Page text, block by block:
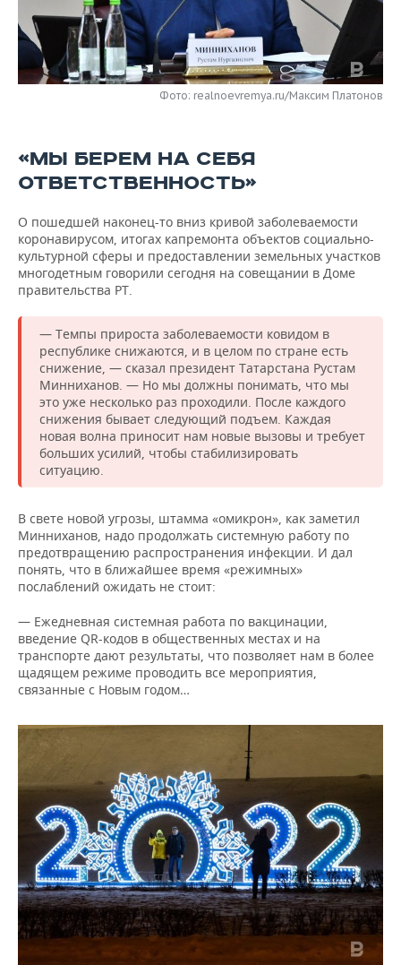
НЕФТЕХИМИЯ
НЕФТЬ
ОПК
РОЗНИЧНАЯ ТОРГОВЛЯ
ТРАНСПОРТ
НОВОСТИ ТЕХНОЛОГИЙ
IT
ТЕЛЕКОММУНИКАЦИИ
МЕРОПРИЯТИЯ
НОВОСТИ МЕРОПРИЯТИЙ
БИЗНЕС-БРАНЧИ
ОТКРЫТАЯ ЛЕКЦИЯ
СПОРТ
ФУТБОЛ
БАСКЕТБОЛ
ВОЛЕЙБОЛ
КИБЕРСПОРТ
ФИГУРНОЕ КАТАНИЕ
ВОДНЫЕ ВИДЫ СПОРТА
ХОККЕЙ С МЯЧОМ
НОВОСТИ ОБЩЕСТВА
ИНФРАСТРУКТУРА
ИСТОРИЯ
КУЛЬТУРА
МЕДИЦИНА
ОБРАЗОВАНИЕ
ПРОИСШЕСТВИЯ
ФОТОГАЛЕРЕЯ
СПРАВОЧНИК
СПИСОК ПЕРСОН
СПИСОК КОМПАНИЙ
ПОЛНАЯ ВЕРСИЯ
Фото: realnoevremya.ru/Максим Платонов
«МЫ БЕРЕМ НА СЕБЯ
ОТВЕТСТВЕННОСТЬ»
О пошедшей наконец-то вниз кривой заболеваемости
коронавирусом, итогах капремонта объектов социально-
культурной сферы и предоставлении земельных участков
многодетным говорили сегодня на совещании в Доме
правительства РТ.
— Темпы прироста заболеваемости ковидом в
республике снижаются, и в целом по стране есть
снижение, — сказал президент Татарстана Рустам
Минниханов. — Но мы должны понимать, что мы
это уже несколько раз проходили. После каждого
снижения бывает следующий подъем. Каждая
новая волна приносит нам новые вызовы и требует
больших усилий, чтобы стабилизировать
ситуацию.
В свете новой угрозы, штамма «омикрон», как заметил
Минниханов, надо продолжать системную работу по
предотвращению распространения инфекции. И дал
понять, что в ближайшее время «режимных»
послаблений ожидать не стоит:
— Ежедневная системная работа по вакцинации,
введение QR-кодов в общественных местах и на
транспорте дают результаты, что позволяет нам в более
щадящем режиме проводить все мероприятия,
связанные с Новым годом…